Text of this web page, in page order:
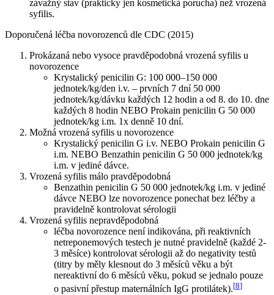
závažný stav (prakticky jen kosmetická porucha) než vrozená
syfilis.
Doporučená léčba novorozenců dle CDC (2015)
Prokázaná nebo vysoce pravděpodobná vrozená syfilis u
novorozence
Krystalický penicilin G: 100 000–150 000
jednotek/kg/den i.v. – prvních 7 dní 50 000
jednotek/kg/dávku každých 12 hodin a od 8. do 10. dne
každých 8 hodin NEBO Prokain penicilin G 50 000
jednotek/kg i.m. 1x denně 10 dní.
Možná vrozená syfilis u novorozence
Krystalický penicilin G i.v. NEBO Prokain penicilin G
i.m. NEBO Benzathin penicilin G 50 000 jednotek/kg
i.m. v jediné dávce.
Vrozená syfilis málo pravděpodobná
Benzathin penicilin G 50 000 jednotek/kg i.m. v jediné
dávce NEBO lze novorozence ponechat bez léčby a
pravidelně kontrolovat sérologii
Vrozená syfilis nepravděpodobná
léčba novorozence není indikována, při reaktivních
netreponemových testech je nutné pravidelně (každé 2-
3 měsíce) kontrolovat sérologii až do negativity testů
(titry by měly klesnout do 3 měsíců věku a být
nereaktivní do 6 měsíců věku, pokud se jednalo pouze
o pasivní přestup maternálních IgG protilátek).[8]